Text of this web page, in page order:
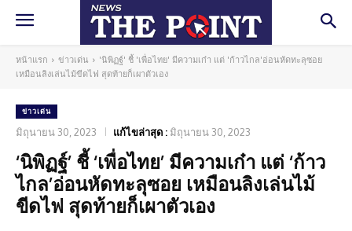
หน้าแรก ข่าวเด่น
'นิพิฏฐ์' ชี้ 'เพื่อไทย' มีความเก๋า แต่ 'ก้าวไกล'อ่อนหัดทะลุซอย
เหมือนลิงเล่นไม้ขีดไฟ สุดท้ายก็เผาตัวเอง
ข่าวเด่น
มิถุนายน 30, 2023 แก้ไขล่าสุด : มิถุนายน 30, 2023
‘นิพิฏฐ์’ ชี้ ‘เพื่อไทย’ มีความเก๋า แต่ ‘ก้าว
ไกล’อ่อนหัดทะลุซอย เหมือนลิงเล่นไม้
ขีดไฟ สุดท้ายก็เผาตัวเอง